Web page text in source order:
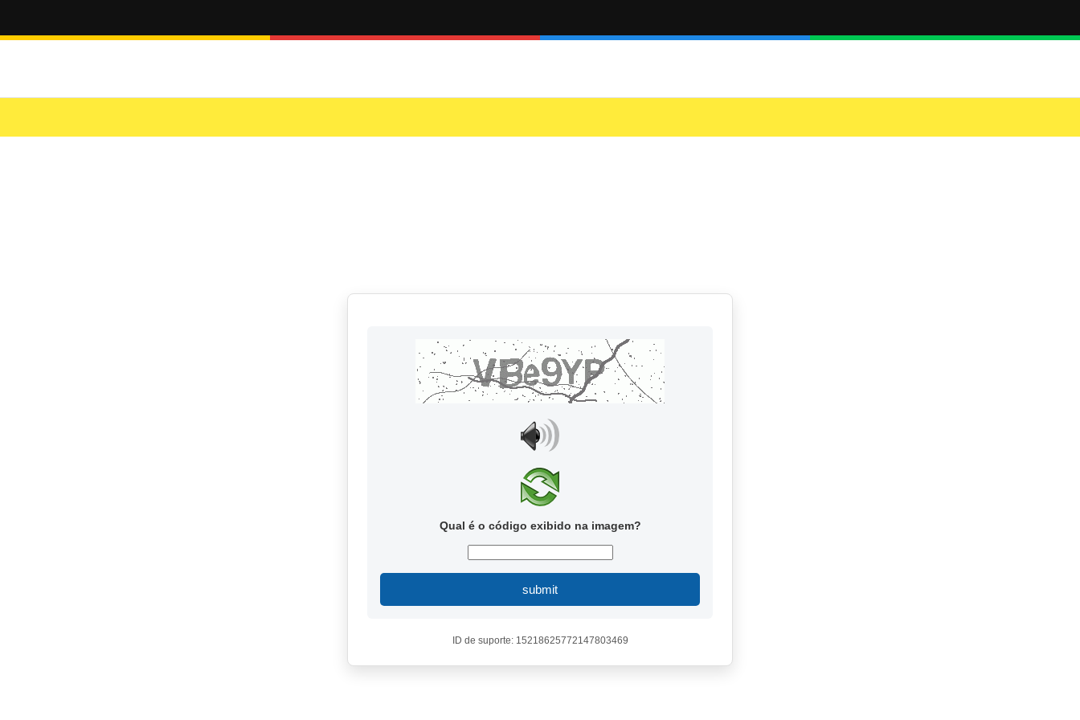
Qual é o código exibido na imagem?
submit
ID de suporte: 15218625772147803469